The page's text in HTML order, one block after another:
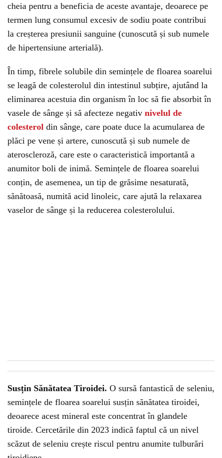
cheia pentru a beneficia de aceste avantaje, deoarece pe
termen lung consumul excesiv de sodiu poate contribui
la creșterea presiunii sanguine (cunoscută și sub numele
de hipertensiune arterială).
În timp, fibrele solubile din semințele de floarea soarelui
se leagă de colesterolul din intestinul subțire, ajutând la
eliminarea acestuia din organism în loc să fie absorbit în
vasele de sânge și să afecteze negativ nivelul de
colesterol din sânge, care poate duce la acumularea de
plăci pe vene și artere, cunoscută și sub numele de
ateroscleroză, care este o caracteristică importantă a
anumitor boli de inimă. Semințele de floarea soarelui
conțin, de asemenea, un tip de grăsime nesaturată,
sănătoasă, numită acid linoleic, care ajută la relaxarea
vaselor de sânge și la reducerea colesterolului.
Susțin Sănătatea Tiroidei. O sursă fantastică de seleniu,
semințele de floarea soarelui susțin sănătatea tiroidei,
deoarece acest mineral este concentrat în glandele
tiroide. Cercetările din 2023 indică faptul că un nivel
scăzut de seleniu crește riscul pentru anumite tulburări